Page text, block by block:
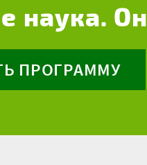
наука.
ПРОГРАММУ